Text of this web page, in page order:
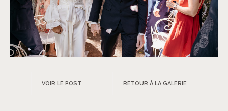
VOIR LE POST RETOUR À LA GALERIE